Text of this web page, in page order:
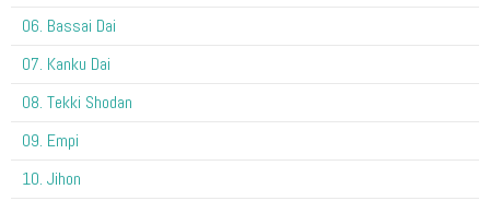
06. Bassai Dai
07. Kanku Dai
08. Tekki Shodan
09. Empi
10. Jihon